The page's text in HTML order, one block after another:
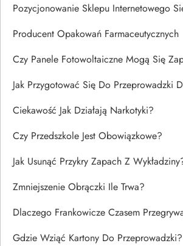
Pozycjonowanie Sklepu Internetowego
Producent Opakowań Farmaceutycznych
Czy Panele Fotowoltaiczne Mogą Się
Jak Przygotować Się Do Przeprowadzki
Ciekawość Jak Działają Narkotyki?
Czy Przedszkole Jest Obowiązkowe?
Jak Usunąć Przykry Zapach Z
Zmniejszenie Obrączki Ile Trwa?
Dlaczego Frankowicze Czasem
Gdzie Wziąć Kartony Do Przeprowadzki?